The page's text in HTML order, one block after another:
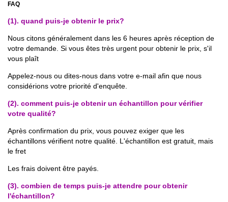
FAQ
(1). quand puis-je obtenir le prix?
Nous citons généralement dans les 6 heures après réception de
votre demande. Si vous êtes très urgent pour obtenir le prix, s'il
vous plaît
Appelez-nous ou dites-nous dans votre e-mail afin que nous
considérions votre priorité d'enquête.
(2). comment puis-je obtenir un échantillon pour vérifier
votre qualité?
Après confirmation du prix, vous pouvez exiger que les
échantillons vérifient notre qualité. L'échantillon est gratuit, mais
le fret
Les frais doivent être payés.
(3). combien de temps puis-je attendre pour obtenir
l'échantillon?